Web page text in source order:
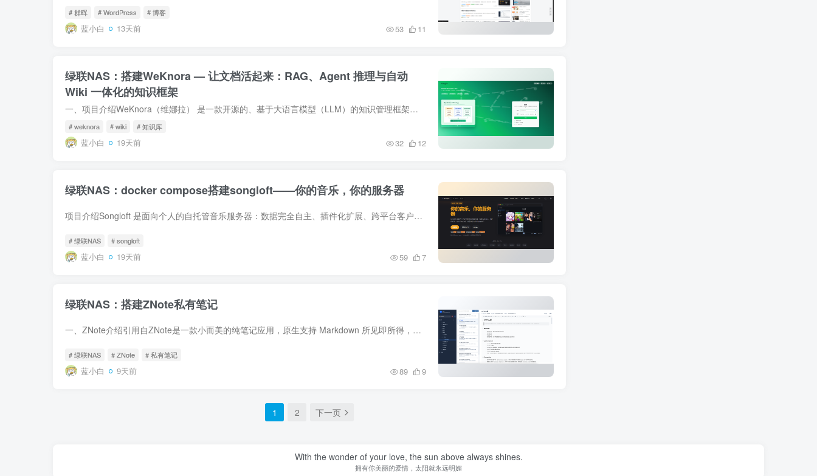
# 群晖 # WordPress # 博客
蓝小白 13天前 53 11
绿联NAS：搭建WeKnora — 让文档活起来：RAG、Agent 推理与自动
Wiki 一体化的知识框架
一、项目介绍WeKnora（维娜拉） 是一款开源的、基于大语言模型（LLM）的知识管理框架，专为企业级文档理解、语义检索与智能推理场景打造。框架围绕三大核心能力构建：RAG 快速问答适合日常知识...
# weknora # wiki # 知识库
蓝小白 19天前 32 12
绿联NAS：docker compose搭建songloft——你的音乐，你的服务器
项目介绍Songloft 是面向个人的自托管音乐服务器：数据完全自主、插件化扩展、跨平台客户端，仅管理你合法拥有的音乐。一、首先记得把离线的镜像上传到nas，然后参考下方教程导入到本地镜像：PC...
# 绿联NAS # songloft
蓝小白 19天前 59 7
绿联NAS：搭建ZNote私有笔记
一、ZNote介绍引用自ZNote是一款小而美的纯笔记应用，原生支持 Markdown 所见即所得，一处部署，随处可用。ZNote是一款小而美的纯笔记应用，原生支持 Markdown 所见即所得，一处部署，随处可用...
# 绿联NAS # ZNote # 私有笔记
蓝小白 9天前 89 9
1 2 下一页
With the wonder of your love, the sun above always shines.
拥有你美丽的爱情，太阳就永远明媚